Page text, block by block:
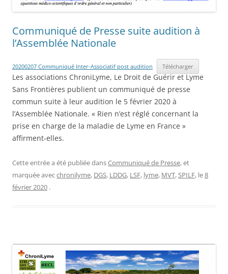
Communiqué de Presse suite audition à
l’Assemblée Nationale
20200207 Communiqué Inter-Associatif post audition Télécharger
Les associations ChroniLyme, Le Droit de Guérir et Lyme
Sans Frontières publient un communiqué de presse
commun suite à leur audition le 5 février 2020 à
l’Assemblée Nationale. « Rien n’est réglé concernant la
prise en charge de la maladie de Lyme en France »
affirment-elles.
Cette entrée a été publiée dansCommuniqué de Presse, et
marquée avecchronilyme, DGS, LDDG, LSF, lyme, MVT,SPILF, le8
février 2020 .